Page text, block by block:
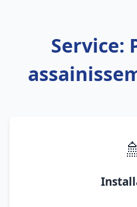
Service:
🚿